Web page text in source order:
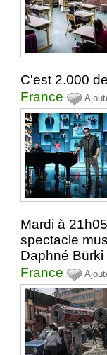
C'est 2.000
France
Mardi à
spectacle
Daphné Bürki
France